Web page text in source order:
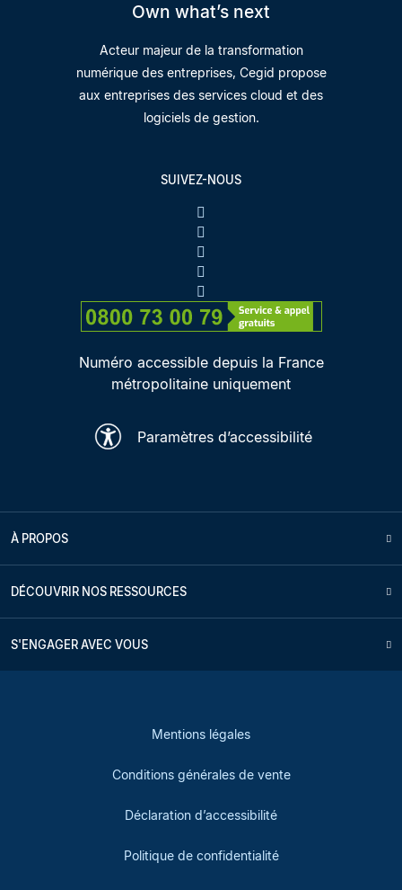
Own what’s next
Acteur majeur de la transformation
numérique des entreprises, Cegid propose
aux entreprises des services cloud et des
logiciels de gestion.
SUIVEZ-NOUS
Numéro accessible depuis la France
métropolitaine uniquement
Paramètres d’accessibilité
À PROPOS
DÉCOUVRIR NOS RESSOURCES
S'ENGAGER AVEC VOUS
Mentions légales
Conditions générales de vente
Déclaration d’accessibilité
Politique de confidentialité